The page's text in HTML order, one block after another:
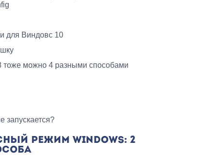
для Виндовс 10
тоже можно 4 разными способами
запускается?
РЕЖИМ WINDOWS: 2